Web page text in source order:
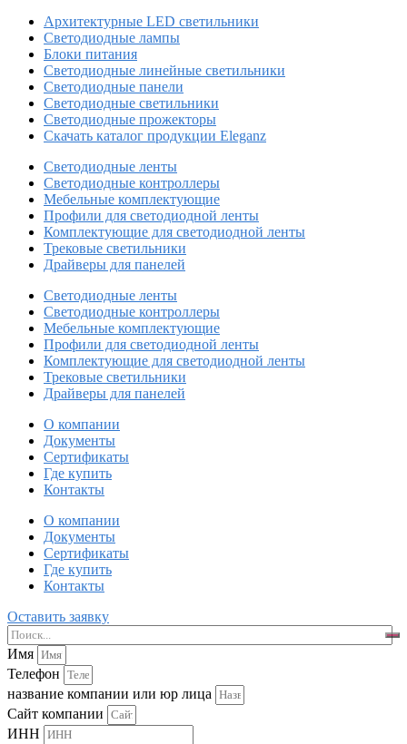
Архитектурные LED светильники
Светодиодные лампы
Блоки питания
Светодиодные линейные светильники
Светодиодные панели
Светодиодные светильники
Светодиодные прожекторы
Скачать каталог продукции Eleganz
Светодиодные ленты
Светодиодные контроллеры
Мебельные комплектующие
Профили для светодиодной ленты
Комплектующие для светодиодной ленты
Трековые светильники
Драйверы для панелей
Светодиодные ленты
Светодиодные контроллеры
Мебельные комплектующие
Профили для светодиодной ленты
Комплектующие для светодиодной ленты
Трековые светильники
Драйверы для панелей
О компании
Документы
Сертификаты
Где купить
Контакты
О компании
Документы
Сертификаты
Где купить
Контакты
Оставить заявку
Имя
Телефон
название компании или юр лица
Сайт компании
ИНН